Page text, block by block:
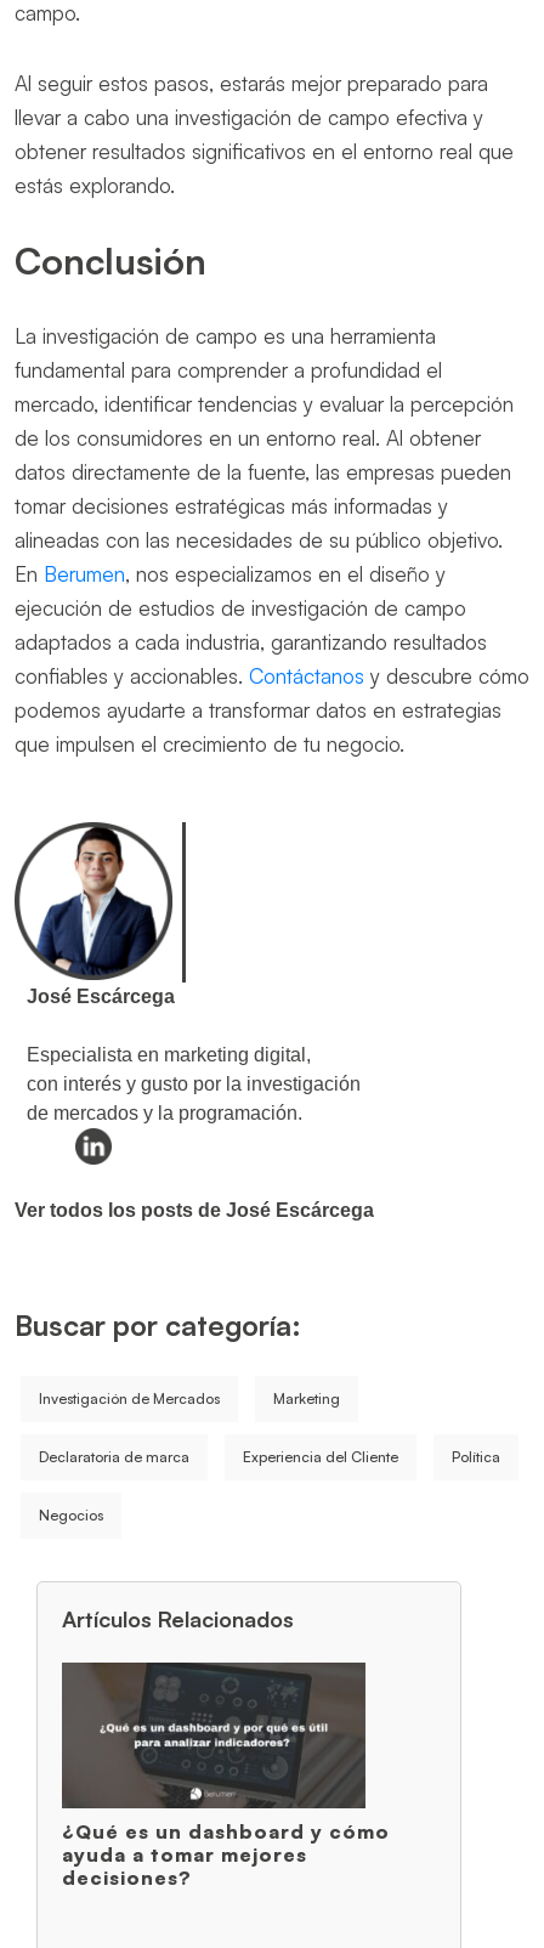
campo.
Al seguir estos pasos, estarás mejor preparado para
llevar a cabo una investigación de campo efectiva y
obtener resultados significativos en el entorno real que
estás explorando.
Conclusión
La investigación de campo es una herramienta
fundamental para comprender a profundidad el
mercado, identificar tendencias y evaluar la percepción
de los consumidores en un entorno real. Al obtener
datos directamente de la fuente, las empresas pueden
tomar decisiones estratégicas más informadas y
alineadas con las necesidades de su público objetivo.
En Berumen, nos especializamos en el diseño y
ejecución de estudios de investigación de campo
adaptados a cada industria, garantizando resultados
confiables y accionables. Contáctanos y descubre cómo
podemos ayudarte a transformar datos en estrategias
que impulsen el crecimiento de tu negocio.
José Escárcega
Especialista en marketing digital,
con interés y gusto por la investigación
de mercados y la programación.
Ver todos los posts de José Escárcega
Buscar por categoría:
Investigación de Mercados Marketing
Declaratoria de marca Experiencia del Cliente Política
Negocios
Artículos Relacionados
¿Qué es un dashboard y cómo
ayuda a tomar mejores
decisiones?